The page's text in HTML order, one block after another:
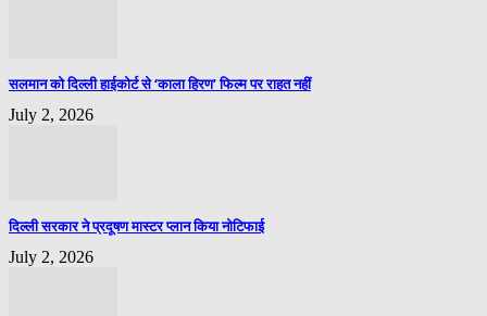
सलमान को दिल्ली हाईकोर्ट से ‘काला हिरण’ फिल्म पर राहत नहीं
July 2, 2026
दिल्ली सरकार ने प्रदूषण मास्टर प्लान किया नोटिफाई
July 2, 2026